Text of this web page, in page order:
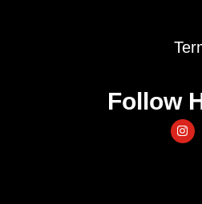
Follow